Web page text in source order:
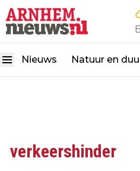
Nieuws Natuur en
verkeershinder